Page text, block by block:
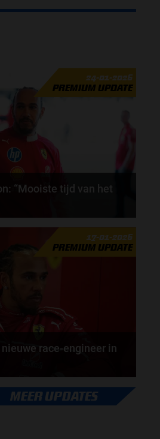
24-01-2026
PREMIUM UPDATE
“Mooiste tijd van het
van 2026 staat op het punt
Lewis Hamilton is dat de...
17-01-2026
PREMIUM UPDATE
race-engineer in
in 2026 een nieuwe race-
boordradio zal er komend seizoen
MEER UPDATES